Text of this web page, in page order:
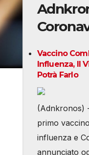
Vaccino
Influenza, Il
Potrà Farlo
(Adnkronos)
primo
influenza e
annunciato